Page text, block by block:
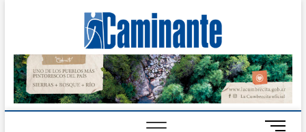
Digital
CALAMUCHITA
B